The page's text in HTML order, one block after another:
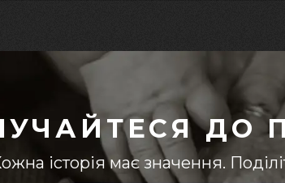
ДО
історія має значення.